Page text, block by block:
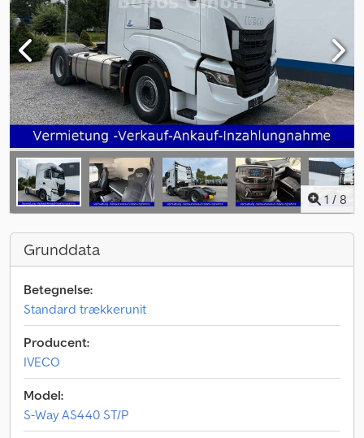
1 / 8
Grunddata
Betegnelse:
Standard trækkerunit
Producent:
IVECO
Model:
S-Way AS440 ST/P